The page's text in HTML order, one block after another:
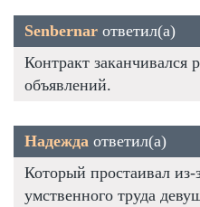
Senbernar ответил(а)
Контракт заканчивался
объявлений.
Надежда ответил(а)
Который простаивал из-
умственного труда